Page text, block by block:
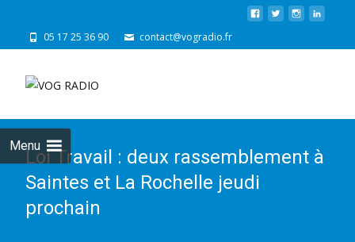
05 17 25 36 90 contact@vogradio.fr
Menu
Loi Travail : deux rassemblement à
Saintes et La Rochelle jeudi
prochain